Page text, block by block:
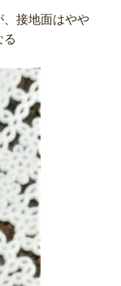
接地面はやや